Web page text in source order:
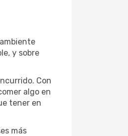
y sobre
Con
algo en
tener en
más